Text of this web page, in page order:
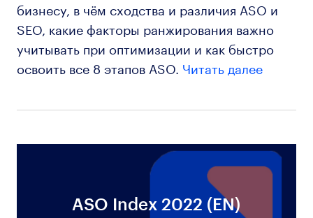
бизнесу, в чём сходства и различия ASO и
SEO, какие факторы ранжирования важно
учитывать при оптимизации и как быстро
освоить все 8 этапов ASO. Читать далее
ASO Index 2022 (EN)